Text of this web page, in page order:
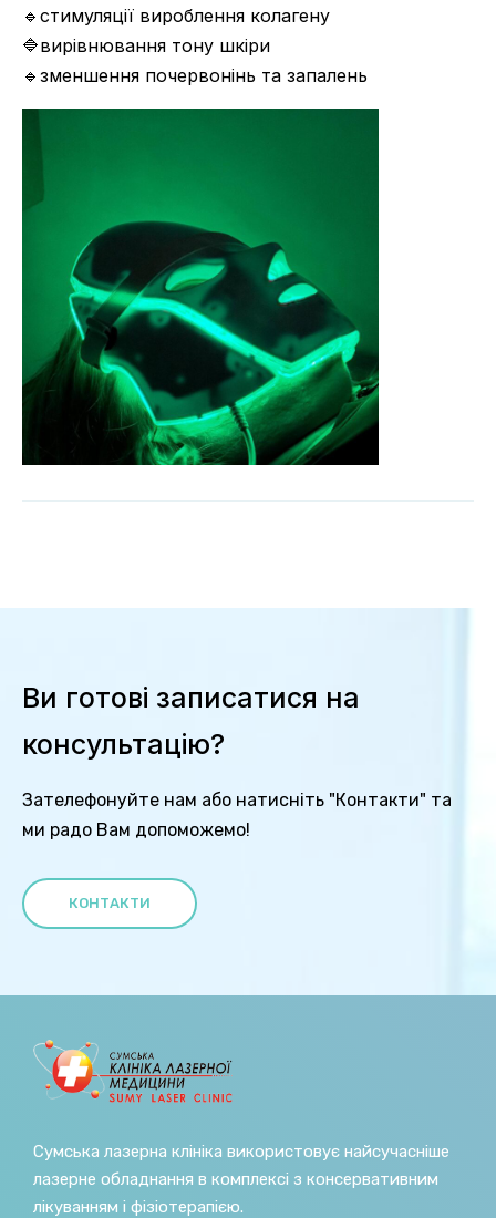
🔹стимуляції вироблення колагену
🔷вирівнювання тону шкіри
🔹зменшення почервонінь та запалень
Ви готові записатися на
консультацію?
Зателефонуйте нам або натисніть "Контакти" та
ми радо Вам допоможемо!
КОНТАКТИ
Сумська лазерна клініка використовує найсучасніше
лазерне обладнання в комплексі з консервативним
лікуванням і фізіотерапією.